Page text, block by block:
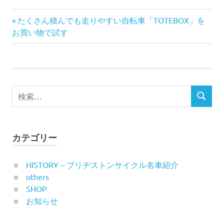
投
稿
ビ
ゲ
ョ
ン
前
の
記
たくさん積んでも走りやすい自転車「TOTEBOX」を
お買い物で試す
検
索
検
索
カテゴリー
HISTORY – ブリヂストンサイクル名車紹介
others
SHOP
お知らせ